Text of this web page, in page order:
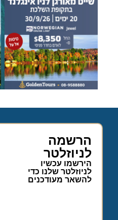
הרשמה
לניוזלטר
הירשמו עכשיו
לניוזלטר שלנו כדי
להשאר מעודכנים